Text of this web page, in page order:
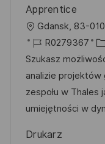
u
n
g
r
ö
f
f
e
n
t
l
Apprentice
O
r
t
Gdansk, 83-010
J
o
b
-
I
R0279367
K
a
t
e
g
Szukasz
analizie projektów
zespołu w Thales
umiejętności w
Drukarz